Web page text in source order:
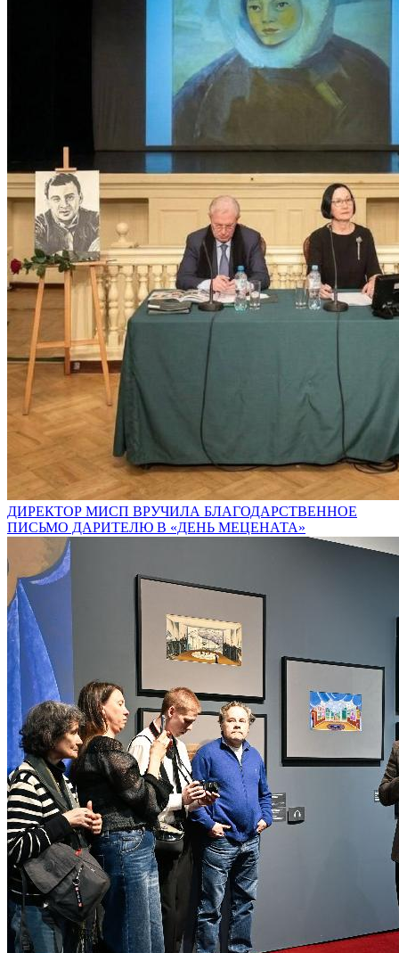
ДИРЕКТОР МИСП ВРУЧИЛА БЛАГОДАРСТВЕННОЕ
ПИСЬМО ДАРИТЕЛЮ В «ДЕНЬ МЕЦЕНАТА»